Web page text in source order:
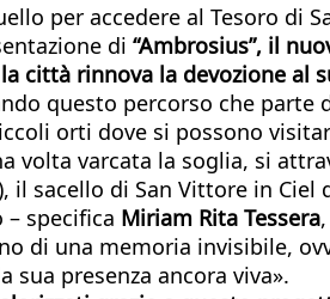
per accedere al Tesoro di
di “Ambrosius”, il
città rinnova la devozione al
questo percorso che parte
orti dove si possono
volta varcata la soglia, si
il sacello di San Vittore in
specifica Miriam Rita Tessera
di una memoria invisibile,
sua presenza ancora viva».